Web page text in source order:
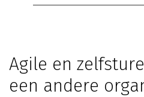
Agile en
een andere